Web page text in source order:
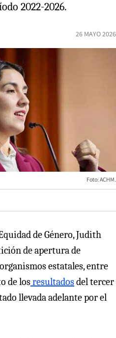
2022-2026.
26 MAYO 2026
Foto: ACHM.
de Género, Judith
de apertura de
estatales, entre
de losresultadosdel tercer
llevada adelante por el